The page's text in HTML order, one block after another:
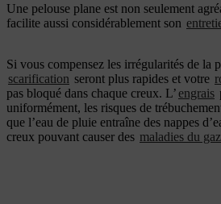
Une pelouse plane est non seulement
facilite aussi considérablement son
Si vous compensez les irrégularités de la
scarification seront plus rapides et votre
pas bloqué dans chaque creux. L’ engrais
uniformément, les risques de
que l’eau de pluie entraîne des nappes
creux pouvant causer des maladies du